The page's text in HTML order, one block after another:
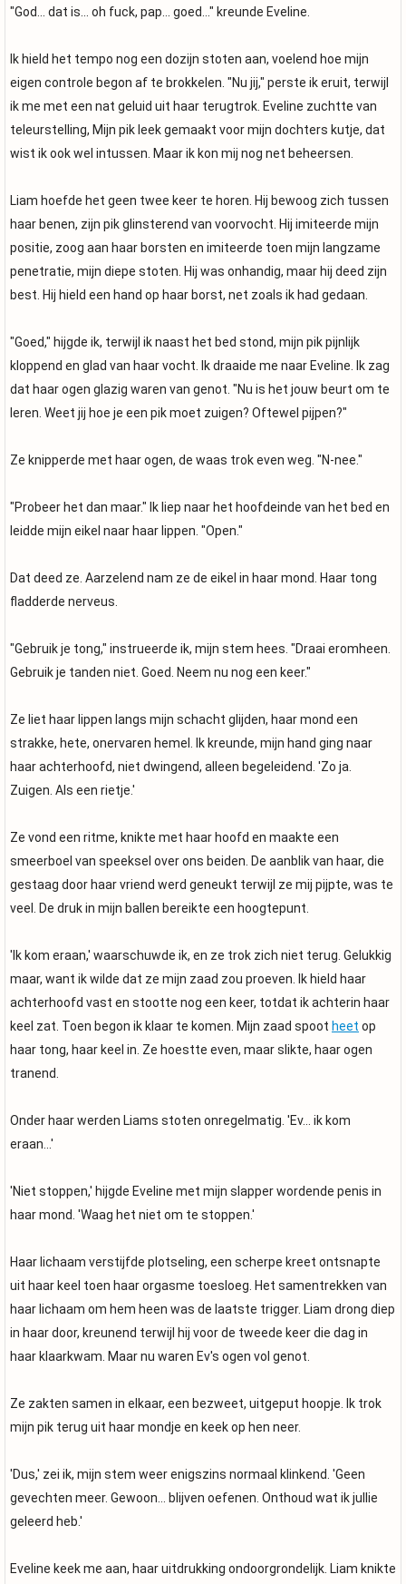
"God... dat is... oh fuck, pap... goed..." kreunde Eveline.
Ik hield het tempo nog een dozijn stoten aan, voelend hoe mijn
eigen controle begon af te brokkelen. "Nu jij," perste ik eruit, terwijl
ik me met een nat geluid uit haar terugtrok. Eveline zuchtte van
teleurstelling, Mijn pik leek gemaakt voor mijn dochters kutje, dat
wist ik ook wel intussen. Maar ik kon mij nog net beheersen.
Liam hoefde het geen twee keer te horen. Hij bewoog zich tussen
haar benen, zijn pik glinsterend van voorvocht. Hij imiteerde mijn
positie, zoog aan haar borsten en imiteerde toen mijn langzame
penetratie, mijn diepe stoten. Hij was onhandig, maar hij deed zijn
best. Hij hield een hand op haar borst, net zoals ik had gedaan.
"Goed," hijgde ik, terwijl ik naast het bed stond, mijn pik pijnlijk
kloppend en glad van haar vocht. Ik draaide me naar Eveline. Ik zag
dat haar ogen glazig waren van genot. "Nu is het jouw beurt om te
leren. Weet jij hoe je een pik moet zuigen? Oftewel pijpen?"
Ze knipperde met haar ogen, de waas trok even weg. "N-nee."
"Probeer het dan maar." Ik liep naar het hoofdeinde van het bed en
leidde mijn eikel naar haar lippen. "Open."
Dat deed ze. Aarzelend nam ze de eikel in haar mond. Haar tong
fladderde nerveus.
"Gebruik je tong," instrueerde ik, mijn stem hees. "Draai eromheen.
Gebruik je tanden niet. Goed. Neem nu nog een keer."
Ze liet haar lippen langs mijn schacht glijden, haar mond een
strakke, hete, onervaren hemel. Ik kreunde, mijn hand ging naar
haar achterhoofd, niet dwingend, alleen begeleidend. 'Zo ja.
Zuigen. Als een rietje.'
Ze vond een ritme, knikte met haar hoofd en maakte een
smeerboel van speeksel over ons beiden. De aanblik van haar, die
gestaag door haar vriend werd geneukt terwijl ze mij pijpte, was te
veel. De druk in mijn ballen bereikte een hoogtepunt.
'Ik kom eraan,' waarschuwde ik, en ze trok zich niet terug. Gelukkig
maar, want ik wilde dat ze mijn zaad zou proeven. Ik hield haar
achterhoofd vast en stootte nog een keer, totdat ik achterin haar
keel zat. Toen begon ik klaar te komen. Mijn zaad spoot heet op
haar tong, haar keel in. Ze hoestte even, maar slikte, haar ogen
tranend.
Onder haar werden Liams stoten onregelmatig. 'Ev... ik kom
eraan...'
'Niet stoppen,' hijgde Eveline met mijn slapper wordende penis in
haar mond. 'Waag het niet om te stoppen.'
Haar lichaam verstijfde plotseling, een scherpe kreet ontsnapte
uit haar keel toen haar orgasme toesloeg. Het samentrekken van
haar lichaam om hem heen was de laatste trigger. Liam drong diep
in haar door, kreunend terwijl hij voor de tweede keer die dag in
haar klaarkwam. Maar nu waren Ev's ogen vol genot.
Ze zakten samen in elkaar, een bezweet, uitgeput hoopje. Ik trok
mijn pik terug uit haar mondje en keek op hen neer.
'Dus,' zei ik, mijn stem weer enigszins normaal klinkend. 'Geen
gevechten meer. Gewoon... blijven oefenen. Onthoud wat ik jullie
geleerd heb.'
Eveline keek me aan, haar uitdrukking ondoorgrondelijk. Liam knikte